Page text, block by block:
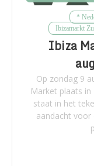
*
Ibizamarkt
Ibiza
Op zondag 9
Market plaats
staat in het
aandacht voor